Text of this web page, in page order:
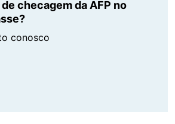
checagem da AFP no
conosco